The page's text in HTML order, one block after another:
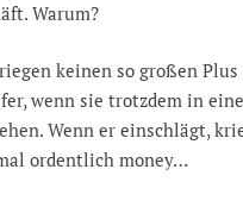
Warum?
keinen so großen Plus
wenn sie trotzdem in
Wenn er einschlägt,
ordentlich money…